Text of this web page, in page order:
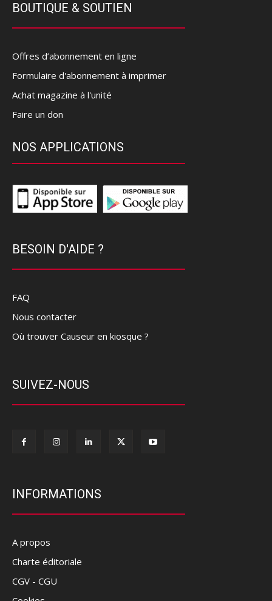
BOUTIQUE & SOUTIEN
Offres d’abonnement en ligne
Formulaire d'abonnement à imprimer
Achat magazine à l'unité
Faire un don
NOS APPLICATIONS
BESOIN D'AIDE ?
FAQ
Nous contacter
Où trouver Causeur en kiosque ?
SUIVEZ-NOUS
INFORMATIONS
A propos
Charte éditoriale
CGV - CGU